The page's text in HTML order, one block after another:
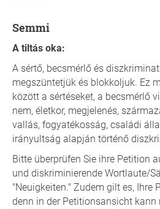
Semmi
A tiltás oka:
A sértő, becsmérlő és
megszüntetjük és blokkoljuk. Ez
között a sértéseket, a becsmérlő
nem, életkor, megjelenés,
vallás, fogyatékosság, családi
irányultság alapján történő
Bitte überprüfen Sie ihre Petition
und diskriminierende Wortlaute/
"Neuigkeiten." Zudem gilt es, Ihre
denn in der Petitionsansicht kann